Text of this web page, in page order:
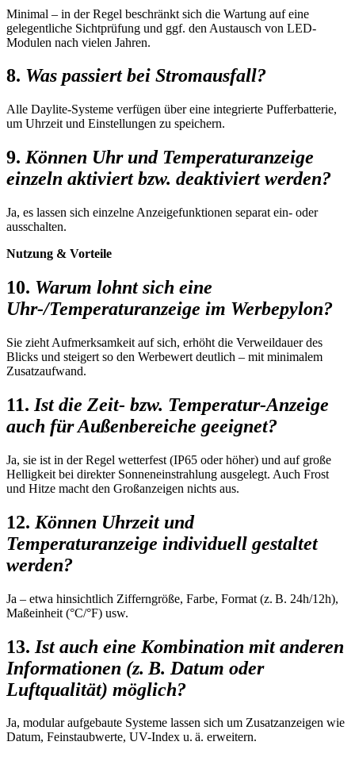
Minimal – in der Regel beschränkt sich die Wartung auf eine
gelegentliche Sichtprüfung und ggf. den Austausch von LED-
Modulen nach vielen Jahren.
8. Was passiert bei Stromausfall?
Alle Daylite-Systeme verfügen über eine integrierte Pufferbatterie,
um Uhrzeit und Einstellungen zu speichern.
9. Können Uhr und Temperaturanzeige
einzeln aktiviert bzw. deaktiviert werden?
Ja, es lassen sich einzelne Anzeigefunktionen separat ein- oder
ausschalten.
Nutzung & Vorteile
10. Warum lohnt sich eine
Uhr-/Temperaturanzeige im Werbepylon?
Sie zieht Aufmerksamkeit auf sich, erhöht die Verweildauer des
Blicks und steigert so den Werbewert deutlich – mit minimalem
Zusatzaufwand.
11. Ist die Zeit- bzw. Temperatur-Anzeige
auch für Außenbereiche geeignet?
Ja, sie ist in der Regel wetterfest (IP65 oder höher) und auf große
Helligkeit bei direkter Sonneneinstrahlung ausgelegt. Auch Frost
und Hitze macht den Großanzeigen nichts aus.
12. Können Uhrzeit und
Temperaturanzeige individuell gestaltet
werden?
Ja – etwa hinsichtlich Zifferngröße, Farbe, Format (z. B. 24h/12h),
Maßeinheit (°C/°F) usw.
13. Ist auch eine Kombination mit anderen
Informationen (z. B. Datum oder
Luftqualität) möglich?
Ja, modular aufgebaute Systeme lassen sich um Zusatzanzeigen wie
Datum, Feinstaubwerte, UV-Index u. ä. erweitern.